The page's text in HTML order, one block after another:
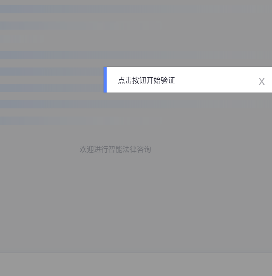
欢迎进行智能法律咨询
点击按钮开始验证 x